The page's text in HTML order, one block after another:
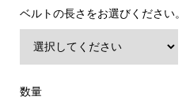
ベルトの長さをお選びください。
数量